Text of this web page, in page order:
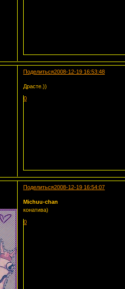
Поделиться2008-12-19 16:53:48
Драсте.))
0
Поделиться2008-12-19 16:54:07
Michuu-chan
конатива)
0